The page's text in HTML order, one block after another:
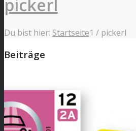
pickerl
Du bist hier: Startseite1 / pickerl
Beiträge